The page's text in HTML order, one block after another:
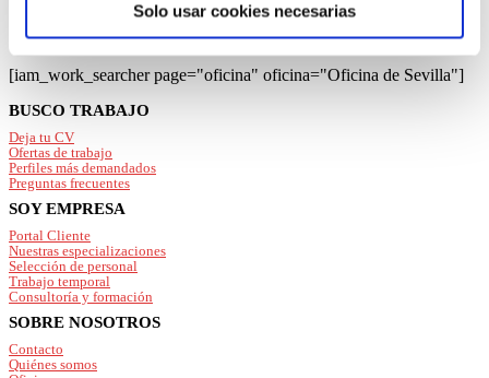
Consulta nuestraPolítica de Cookies
momento en el botón que aparece en la esquina
izquierda de la página.
Solo usar cookies necesarias
[iam_work_searcher page="oficina" oficina="Oficina de Sevilla"]
Footer
BUSCO TRABAJO
Deja tu CV
Ofertas de trabajo
Perfiles más demandados
Preguntas frecuentes
SOY EMPRESA
Portal Cliente
Nuestras especializaciones
Selección de personal
Trabajo temporal
Consultoría y formación
SOBRE NOSOTROS
Contacto
Quiénes somos